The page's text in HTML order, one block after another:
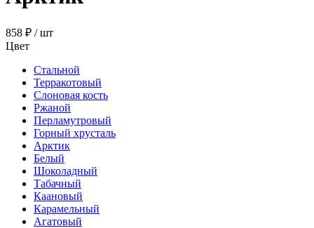
858 ₽ / шт
Цвет
Стальной
Терракотовый
Слоновая кость
Ржаной
Перламутровый
Горный хрусталь
Арктик
Белый
Шоколадный
Табачный
Каановый
Карамельный
Агатовый